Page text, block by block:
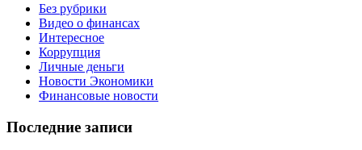
Без рубрики
Видео о финансах
Интересное
Коррупция
Личные деньги
Новости Экономики
Финансовые новости
Последние записи